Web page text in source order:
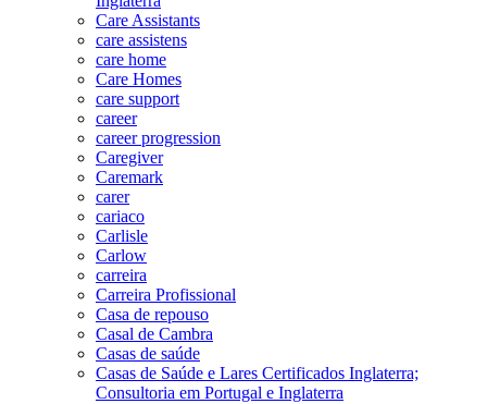
Care Assistants
care assistens
care home
Care Homes
care support
career
career progression
Caregiver
Caremark
carer
cariaco
Carlisle
Carlow
carreira
Carreira Profissional
Casa de repouso
Casal de Cambra
Casas de saúde
Casas de Saúde e Lares Certificados Inglaterra;
Consultoria em Portugal e Inglaterra